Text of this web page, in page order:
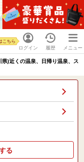
ログイン
こちら
履歴 メニュー
県)近くの温泉、日帰り温泉、ス
る